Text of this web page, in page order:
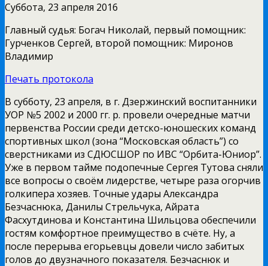
Суббота, 23 апреля 2016
Главный судья: Богач Николай, первый помощник:
Гурченков Сергей, второй помощник: Миронов
Владимир
Печать протокола
В субботу, 23 апреля, в г. Дзержинский воспитанники
УОР №5 2002 и 2000 гг. р. провели очередные матчи
первенства России среди детско-юношеских команд
спортивных школ (зона “Московская область”) со
сверстниками из СДЮСШОР по ИВС “Орбита-Юниор”.
Уже в первом тайме подопечные Сергея Тутова сняли
все вопросы о своём лидерстве, четыре раза огорчив
голкипера хозяев. Точные удары Александра
Безчаснюка, Данилы Стрельчука, Айрата
Фасхутдинова и Константина Шильцова обеспечили
гостям комфортное преимущество в счёте. Ну, а
после перерыва егорьевцы довели число забитых
голов до двузначного показателя. Безчаснюк и